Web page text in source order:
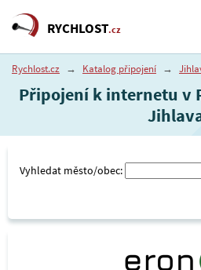
RYCHLOST.cz
Rychlost.cz → Katalog připojení →
Připojení k internetu v
Vyhledat město/obec: